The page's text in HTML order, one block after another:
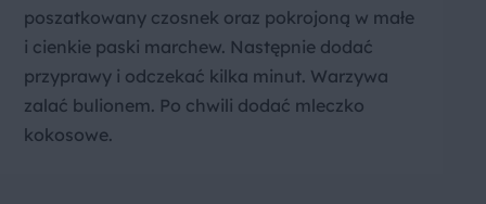
poszatkowany czosnek oraz pokrojoną w małe
i cienkie paski marchew. Następnie dodać
przyprawy i odczekać kilka minut. Warzywa
zalać bulionem. Po chwili dodać mleczko
kokosowe.